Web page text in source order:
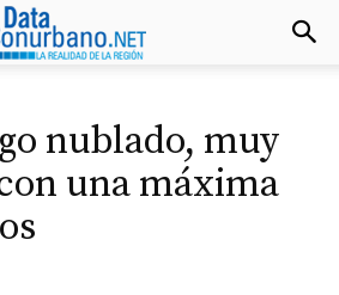
nublado, muy
una máxima